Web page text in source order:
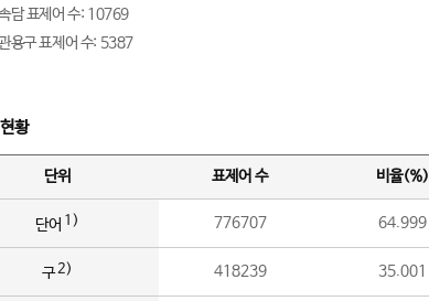
담 표제어 수: 10769
용구 표제어 수: 5387
황
단위 표제어 수 비율(%)
단어 1) 776707 64.999
구2) 418239 35.001